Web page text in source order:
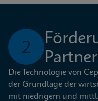
2
Die Technologie von
der Grundlage der
mit niedrigem und